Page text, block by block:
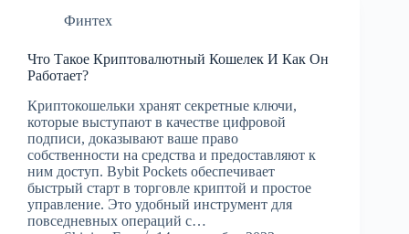
Финтех
Что Такое Криптовалютный Кошелек И Как Он
Работает?
Криптокошельки хранят секретные ключи,
которые выступают в качестве цифровой
подписи, доказывают ваше право
собственности на средства и предоставляют к
ним доступ. Bybit Pockets обеспечивает
быстрый старт в торговле криптой и простое
управление. Это удобный инструмент для
повседневных операций с…